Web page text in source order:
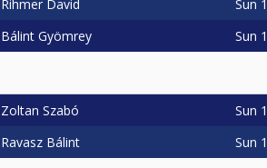
Rihmer David Sun
Bálint Gyömrey Sun
Zoltan Szabó Sun
Ravasz Bálint Sun